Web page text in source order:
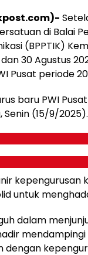
di Balai
(BPPTIK)
30 Agustus
Pusat periode
baru PWI
Senin (15/9/2025).
kepengurusan
untuk
dalam
dengan